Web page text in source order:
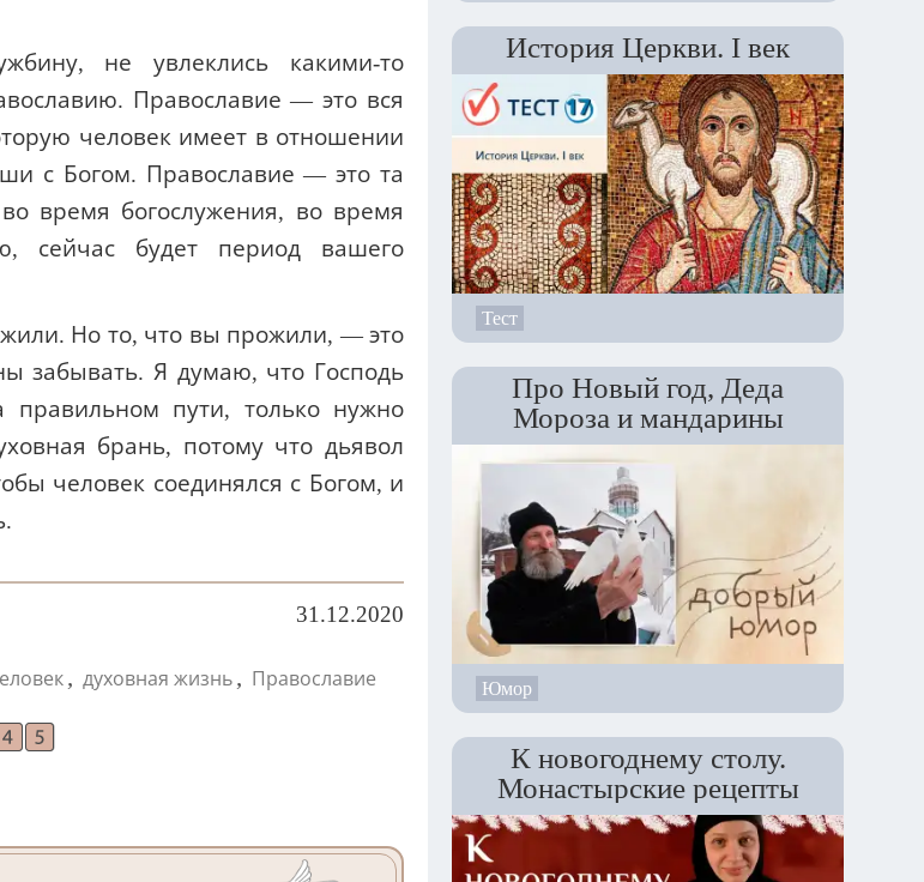
не увлеклись какими-то
Православие — это вся
человек имеет в отношении
с Богом. Православие — это та
время богослужения, во время
сейчас будет период вашего
Но то, что вы прожили, — это
забывать. Я думаю, что Господь
пути, только нужно
брань, потому что дьявол
человек соединялся с Богом, и
31.12.2020
, духовная жизнь , Православие
История Церкви. I век
Тест
Про Новый год, Деда
Мороза и мандарины
Юмор
К новогоднему столу.
Монастырские рецепты